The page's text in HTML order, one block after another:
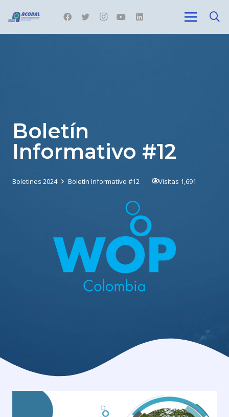
Boletín
Informativo #12
Boletines 2024 Boletín Informativo #12 Visitas 1,691